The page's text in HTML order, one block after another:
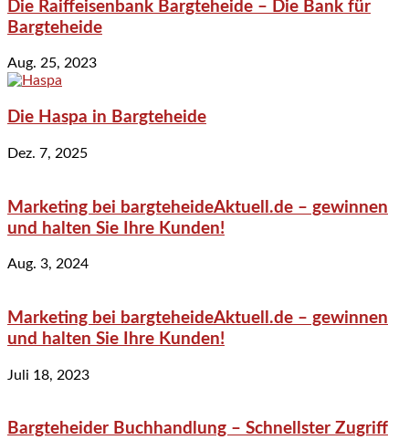
Die Raiffeisenbank Bargteheide – Die Bank für
Bargteheide
Aug. 25, 2023
Die Haspa in Bargteheide
Dez. 7, 2025
Marketing bei bargteheideAktuell.de – gewinnen
und halten Sie Ihre Kunden!
Aug. 3, 2024
Marketing bei bargteheideAktuell.de – gewinnen
und halten Sie Ihre Kunden!
Juli 18, 2023
Bargteheider Buchhandlung – Schnellster Zugriff